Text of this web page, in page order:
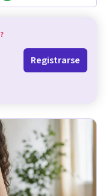
?
Registrarse